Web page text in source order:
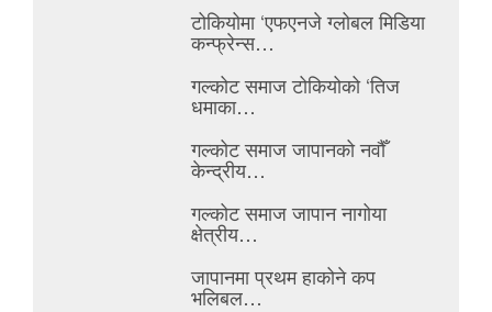
टोकियोमा ‘एफएनजे ग्लोबल मिडिया
कन्फ्रेन्स…
गल्कोट समाज टोकियोको ‘तिज
धमाका…
गल्कोट समाज जापानको नवौँ
केन्द्रीय…
गल्कोट समाज जापान नागोया
क्षेत्रीय…
जापानमा प्रथम हाकोने कप
भलिबल…